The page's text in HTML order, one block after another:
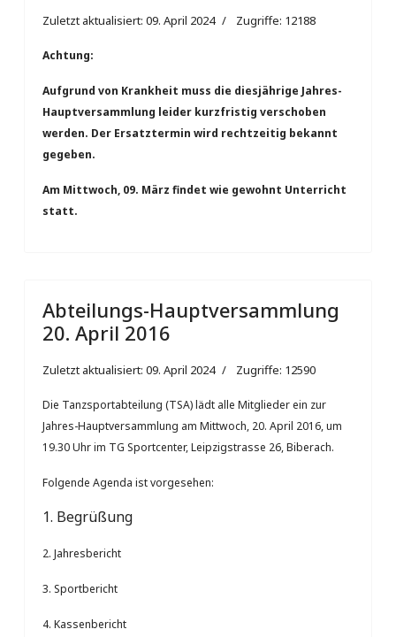
Zuletzt aktualisiert: 09. April 2024 Zugriffe: 12188
Achtung:
Aufgrund von Krankheit muss die diesjährige Jahres-
Hauptversammlung leider kurzfristig verschoben
werden. Der Ersatztermin wird rechtzeitig bekannt
gegeben.
Am Mittwoch, 09. März findet wie gewohnt Unterricht
statt.
Abteilungs-Hauptversammlung
20. April 2016
Zuletzt aktualisiert: 09. April 2024 Zugriffe: 12590
Die Tanzsportabteilung (TSA) lädt alle Mitglieder ein zur
Jahres-Hauptversammlung am Mittwoch, 20. April 2016, um
19.30 Uhr im TG Sportcenter, Leipzigstrasse 26, Biberach.
Folgende Agenda ist vorgesehen:
1. Begrüßung
2. Jahresbericht
3. Sportbericht
4. Kassenbericht